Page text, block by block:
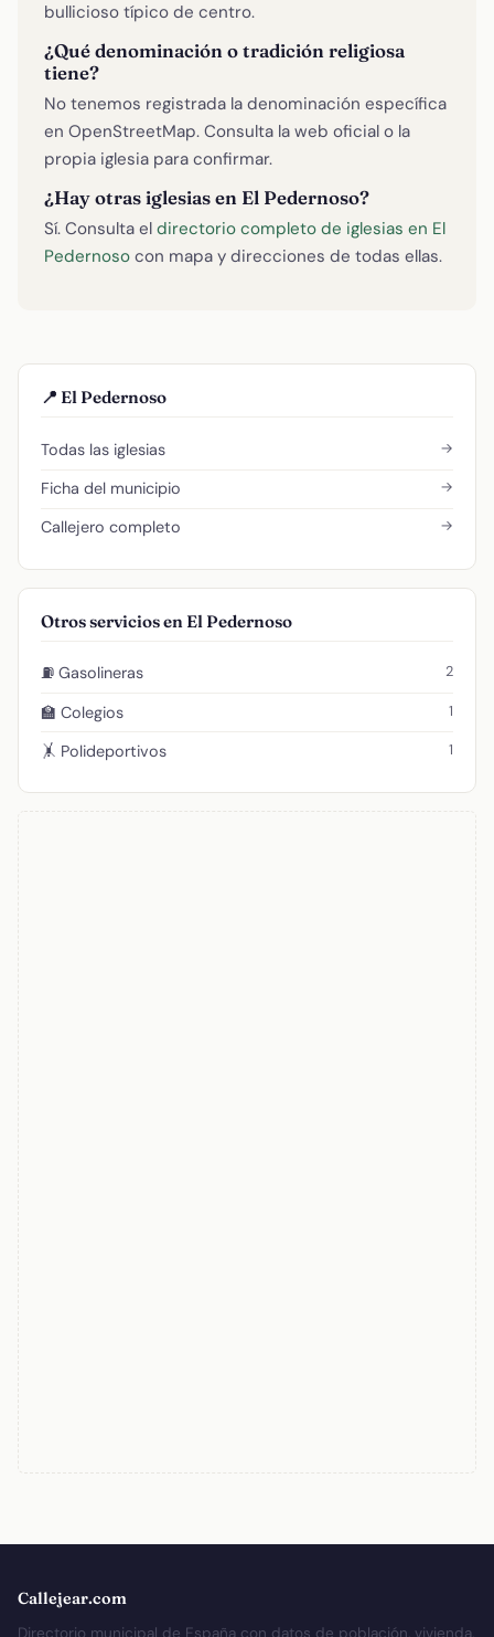
bullicioso típico de centro.
¿Qué denominación o tradición religiosa
tiene?
No tenemos registrada la denominación específica
en OpenStreetMap. Consulta la web oficial o la
propia iglesia para confirmar.
¿Hay otras iglesias en El Pedernoso?
Sí. Consulta el directorio completo de iglesias en El
Pedernoso con mapa y direcciones de todas ellas.
📍 El Pedernoso
Todas las iglesias →
Ficha del municipio →
Callejero completo →
Otros servicios en El Pedernoso
⛽ Gasolineras 2
🏫 Colegios 1
🤸 Polideportivos 1
Callejear.com